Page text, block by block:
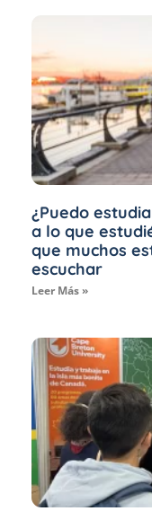
¿Puedo
a lo que
que muchos
escuchar
Leer Más »